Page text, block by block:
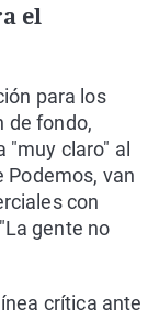
el
para los
de fondo,
"muy claro" al
Podemos, van
con
gente no
crítica ante